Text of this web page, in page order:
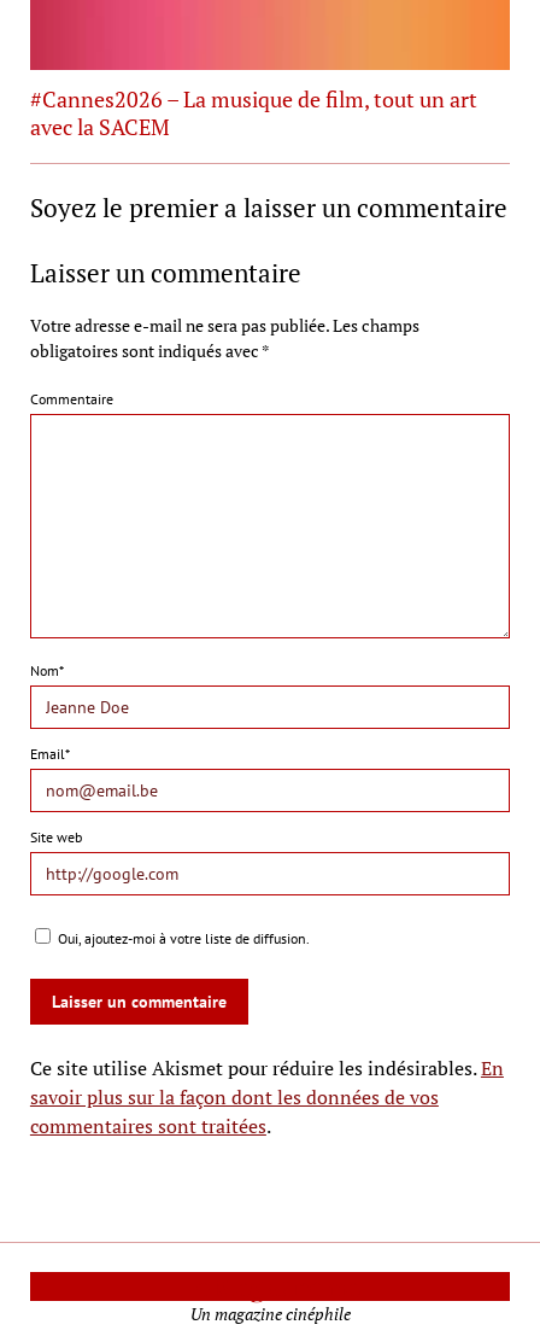
#Cannes2026 – La musique de film, tout un art
avec la SACEM
Soyez le premier a laisser un commentaire
Laisser un commentaire
Votre adresse e-mail ne sera pas publiée.Les champs
obligatoires sont indiqués avec *
Commentaire
Nom*
Email*
Site web
Oui, ajoutez-moi à votre liste de diffusion.
Ce site utilise Akismet pour réduire les indésirables.En
savoir plus sur la façon dont les données de vos
commentaires sont traitées.
Un magazine cinéphile